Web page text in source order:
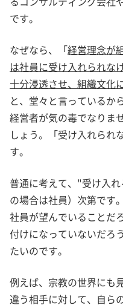
です。
なぜなら、「経営理念が
は社員に受け入れられな
十分浸透させ、組織文化
と、堂々と言っているか
経営者が気の毒でなりま
しょう。「受け入れられ
す。
普通に考えて、"受け入
の場合は社員）次第です
社員が望んでいることだ
付けになっていないだろ
たいのです。
例えば、宗教の世界にも
違う相手に対して、自ら